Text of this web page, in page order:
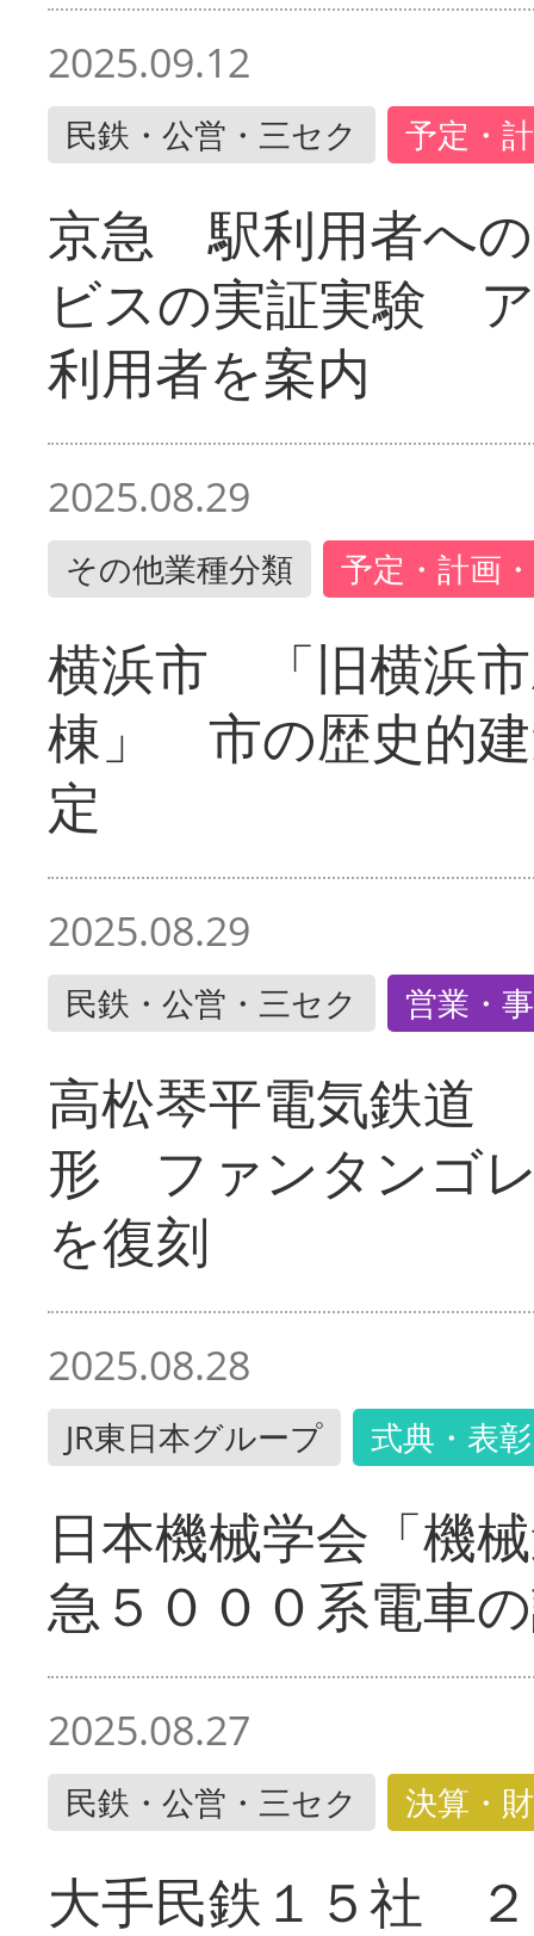
2025.09.12
民鉄・公営・三セク 予定・
京急 駅利用者へ
ビスの実証実験
利用者を案内
2025.08.29
その他業種分類 予定・計画
横浜市 「旧横浜
棟」 市の歴史的
定
2025.08.29
民鉄・公営・三セク 営業・
高松琴平電気鉄道
形 ファンタンゴ
を復刻
2025.08.28
JR東日本グループ 式典・表彰
日本機械学会「機
急５０００系電車
2025.08.27
民鉄・公営・三セク 決算・
大手民鉄１５社